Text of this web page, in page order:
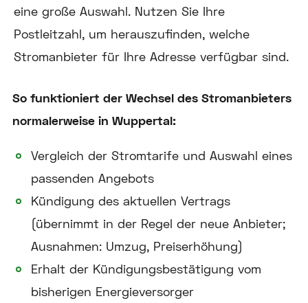
eine große Auswahl. Nutzen Sie Ihre
Postleitzahl, um herauszufinden, welche
Stromanbieter für Ihre Adresse verfügbar sind.
So funktioniert der Wechsel des Stromanbieters
normalerweise in Wuppertal:
Vergleich der Stromtarife und Auswahl eines
passenden Angebots
Kündigung des aktuellen Vertrags
(übernimmt in der Regel der neue Anbieter;
Ausnahmen: Umzug, Preiserhöhung)
Erhalt der Kündigungsbestätigung vom
bisherigen Energieversorger